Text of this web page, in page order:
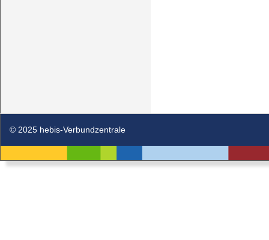
© 2025 hebis-Verbundzentrale